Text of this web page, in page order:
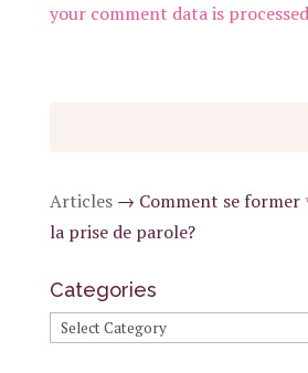
your comment data is
Articles→ Comment se former
la prise de parole?
Categories
Categories